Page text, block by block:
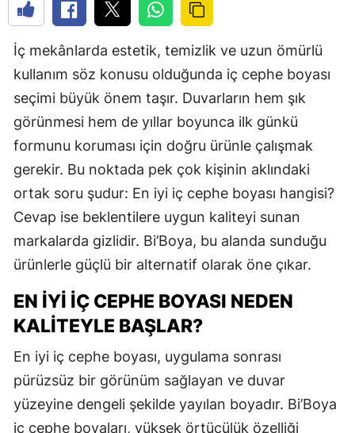
İç mekânlarda estetik, temizlik ve uzun ömürlü
kullanım söz konusu olduğunda iç cephe boyası
seçimi büyük önem taşır. Duvarların hem şık
görünmesi hem de yıllar boyunca ilk günkü
formunu koruması için doğru ürünle çalışmak
gerekir. Bu noktada pek çok kişinin aklındaki
ortak soru şudur: En iyi iç cephe boyası hangisi?
Cevap ise beklentilere uygun kaliteyi sunan
markalarda gizlidir. Bi’Boya, bu alanda sunduğu
ürünlerle güçlü bir alternatif olarak öne çıkar.
EN İYI İÇ CEPHE BOYASI NEDEN
KALITEYLE BAŞLAR?
En iyi iç cephe boyası, uygulama sonrası
pürüzsüz bir görünüm sağlayan ve duvar
yüzeyine dengeli şekilde yayılan boyadır. Bi’Boya
iç cephe boyaları, yüksek örtücülük özelliği